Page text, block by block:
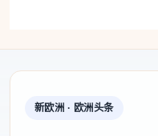
新欧洲 · 欧洲头条